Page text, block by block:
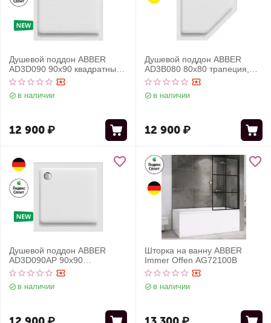
Душевой поддон ABBER
AD3D090 90х90 квадратный,
акриловый, белый
в наличии
12 900₽
Душевой поддон ABBER
AD3B080 80х80 трапеция,
акриловый, белый
в наличии
12 900₽
Душевой поддон ABBER
AD3D090AP 90х90
квадратный, ABS-пластик,
белый
в наличии
Шторка на ванну ABBER
Immer Offen AG72100B
в наличии